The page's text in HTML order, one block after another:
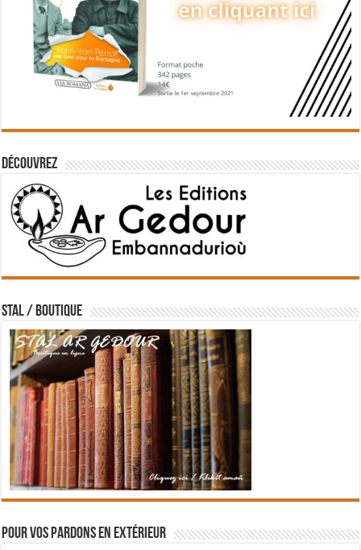
Découvrez
STAL / BOUTIQUE
Pour vos pardons en extérieur